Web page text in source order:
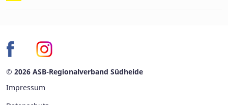
© 2026 ASB-Regionalverband Südheide
Impressum